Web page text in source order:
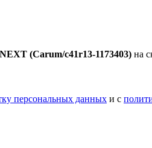
(Carum/c41r13-1173403) на
персональных данных и с